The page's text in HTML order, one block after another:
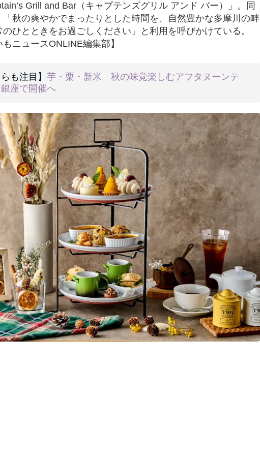
Grill and Bar（キャプテンズグリル アンド バー）」。同
「秋の爽やかでまったりとした時間を、自然豊かな多摩川の畔
のひとときをお過ごしください」と利用を呼びかけている。
もニュースONLINE編集部】
らも注目】 芋・栗・新米 秋の味覚楽しむアフタヌーンテ
銀座で開催へ